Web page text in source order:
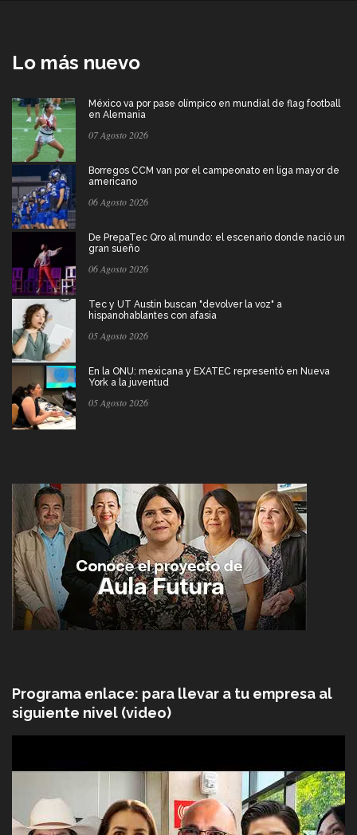
Lo más nuevo
México va por pase olímpico en mundial de flag football
en Alemania
07 Agosto 2026
Borregos CCM van por el campeonato en liga mayor de
americano
06 Agosto 2026
De PrepaTec Qro al mundo: el escenario donde nació un
gran sueño
06 Agosto 2026
Tec y UT Austin buscan "devolver la voz" a
hispanohablantes con afasia
05 Agosto 2026
En la ONU: mexicana y EXATEC representó en Nueva
York a la juventud
05 Agosto 2026
Programa enlace: para llevar a tu empresa al
siguiente nivel (video)